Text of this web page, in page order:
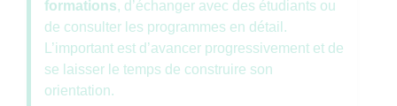
formations, d’échanger avec des étudiants ou
de consulter les programmes en détail.
L’important est d’avancer progressivement et de
se laisser le temps de construire son
orientation.